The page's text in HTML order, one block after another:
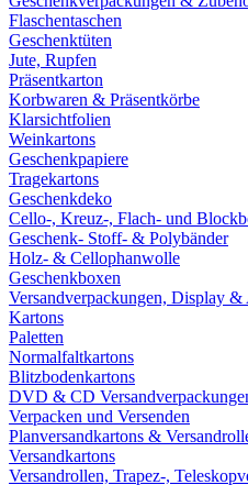
Flaschentaschen
Geschenktüten
Jute, Rupfen
Präsentkarton
Korbwaren & Präsentkörbe
Klarsichtfolien
Weinkartons
Geschenkpapiere
Tragekartons
Geschenkdeko
Cello-, Kreuz-, Flach- und
Geschenk- Stoff- & Polybänder
Holz- & Cellophanwolle
Geschenkboxen
Versandverpackungen, Display &
Kartons
Paletten
Normalfaltkartons
Blitzbodenkartons
DVD & CD
Verpacken und Versenden
Planversandkartons &
Versandkartons
Versandrollen, Trapez-,